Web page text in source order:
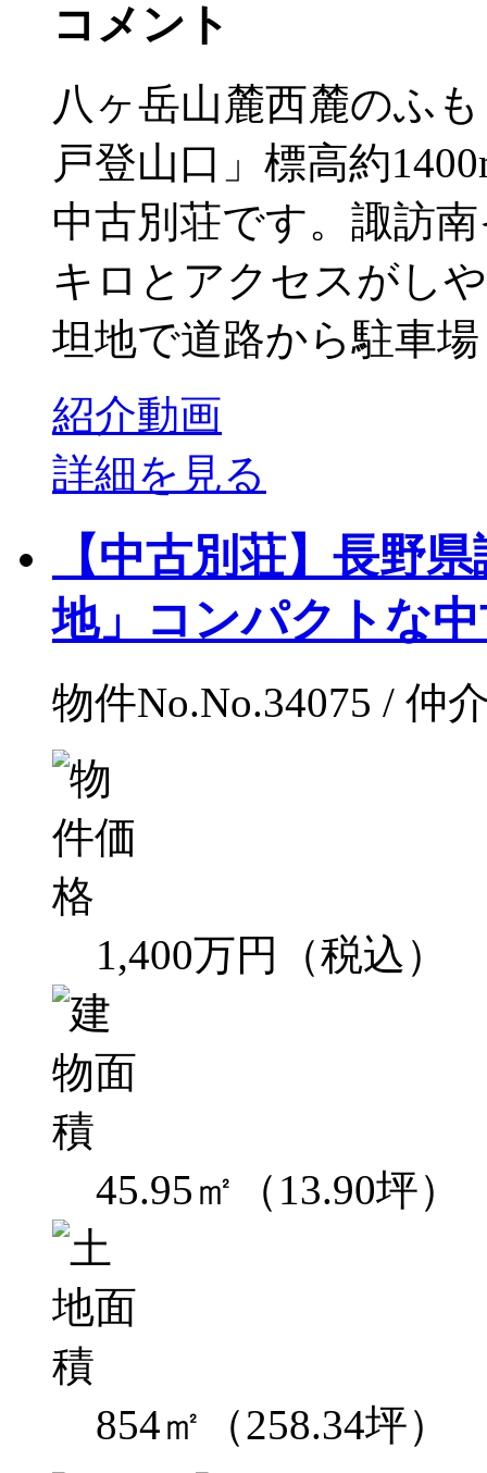
コメント
八ヶ岳山麓西麓のふ
戸登山口」標高約
中古別荘です。諏訪
キロとアクセスがし
坦地で道路から駐車
紹介動画
詳細を見る
【中古別荘】長野
地」コンパクトな
物件No.No.34075 / 仲
1,400万円（税込）
45.95㎡（13.90坪）
854㎡（258.34坪）